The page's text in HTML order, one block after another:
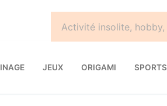
JEUX ORIGAMI SPORTS